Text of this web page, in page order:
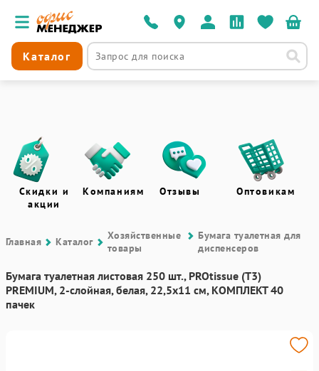
Каталог
Скидки и
акции
Компаниям Отзывы Оптовикам
Главная Каталог
Хозяйственные
товары
Бумага туалетная для
диспенсеров
Бумага туалетная листовая 250 шт., PROtissue (T3)
PREMIUM, 2-слойная, белая, 22,5х11 см, КОМПЛЕКТ 40
пачек